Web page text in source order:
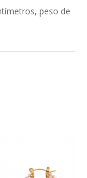
peso de